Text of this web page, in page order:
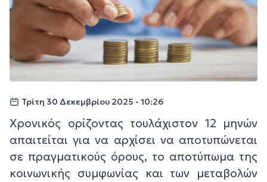
Τρίτη 30 Δεκεμβρίου 2025 - 10:26
Χρονικός ορίζοντας τουλάχιστον 12 μηνών
απαιτείται για να αρχίσει να αποτυπώνεται
σε πραγματικούς όρους, το αποτύπωμα της
κοινωνικής συμφωνίας και των μεταβολών